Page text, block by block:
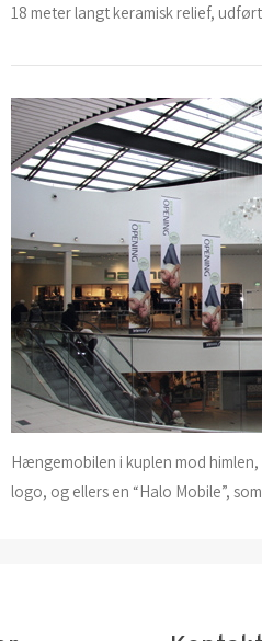
18 meter langt keramisk relief,
Hængemobilen i kuplen mod
logo, og ellers en “Halo Mobile”,